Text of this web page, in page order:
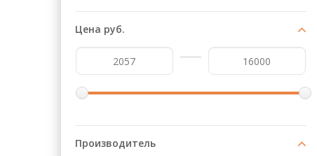
Продукты для HoReCa
Расходники для кофеен
Цена руб.
Производитель